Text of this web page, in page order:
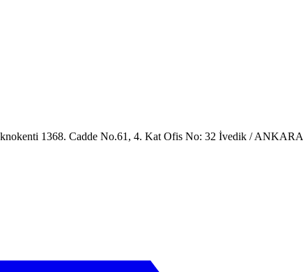
1368. Cadde No.61, 4. Kat Ofis No: 32 İvedik / ANKARA